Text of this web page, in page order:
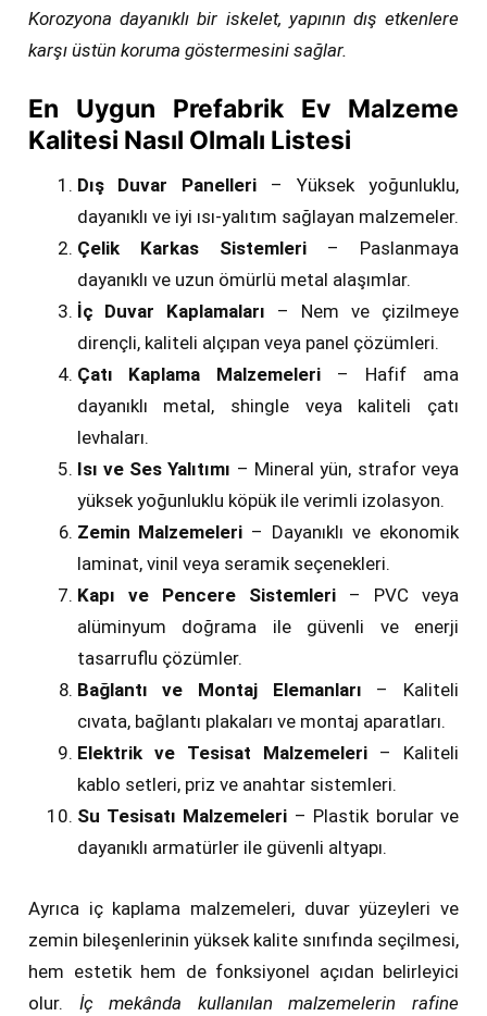
Korozyona dayanıklı bir iskelet, yapının dış etkenlere
karşı üstün koruma göstermesini sağlar.
En Uygun Prefabrik Ev Malzeme
Kalitesi Nasıl Olmalı Listesi
Dış Duvar Panelleri – Yüksek yoğunluklu,
dayanıklı ve iyi ısı-yalıtım sağlayan malzemeler.
Çelik Karkas Sistemleri– Paslanmaya
dayanıklı ve uzun ömürlü metal alaşımlar.
İç Duvar Kaplamaları – Nem ve çizilmeye
dirençli, kaliteli alçıpan veya panel çözümleri.
Çatı Kaplama Malzemeleri – Hafif ama
dayanıklı metal, shingle veya kaliteli çatı
levhaları.
Isı ve Ses Yalıtımı – Mineral yün, strafor veya
yüksek yoğunluklu köpük ile verimli izolasyon.
Zemin Malzemeleri – Dayanıklı ve ekonomik
laminat, vinil veya seramik seçenekleri.
Kapı ve Pencere Sistemleri– PVC veya
alüminyum doğrama ile güvenli ve enerji
tasarruflu çözümler.
Bağlantı ve Montaj Elemanları – Kaliteli
cıvata, bağlantı plakaları ve montaj aparatları.
Elektrik ve Tesisat Malzemeleri– Kaliteli
kablo setleri, priz ve anahtar sistemleri.
Su Tesisatı Malzemeleri – Plastik borular ve
dayanıklı armatürler ile güvenli altyapı.
Ayrıca iç kaplama malzemeleri, duvar yüzeyleri ve
zemin bileşenlerinin yüksek kalite sınıfında seçilmesi,
hem estetik hem de fonksiyonel açıdan belirleyici
olur. İç mekânda kullanılan malzemelerin rafine